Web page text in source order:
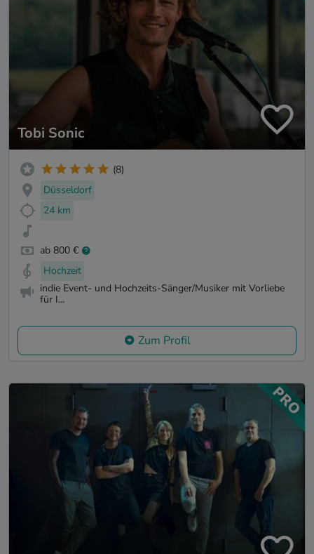
Tobi Sonic
(8)
Düsseldorf
24 km
ab 800 €
Hochzeit
indie Event- und Hochzeits-Sänger/Musiker mit Vorliebe
für I...
Zum Profil